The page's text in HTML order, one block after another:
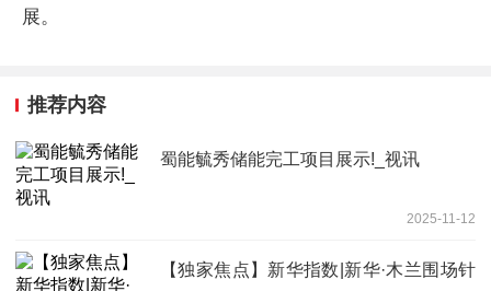
展。
推荐内容
蜀能毓秀储能完工项目展示!_视讯
2025-11-12
【独家焦点】新华指数|新华·木兰围场针